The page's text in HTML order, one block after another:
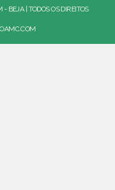
BEJA | TODOS OS DIREITOS